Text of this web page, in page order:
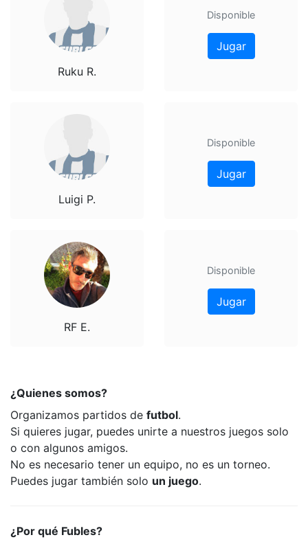
Ruku R.
Luigi P.
RF E.
Disponible
Jugar
Disponible
Jugar
Disponible
Jugar
¿Quienes somos?
Organizamos partidos de futbol.
Si quieres jugar, puedes unirte a nuestros juegos solo
o con algunos amigos.
No es necesario tener un equipo, no es un torneo.
Puedes jugar también solo un juego.
¿Por qué Fubles?